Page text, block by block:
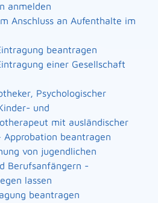
anmelden
Anschluss an Aufenthalte im
beantragen
einer Gesellschaft
Psychologischer
und
mit ausländischer
Approbation beantragen
von jugendlichen
Berufsanfängern -
lassen
beantragen